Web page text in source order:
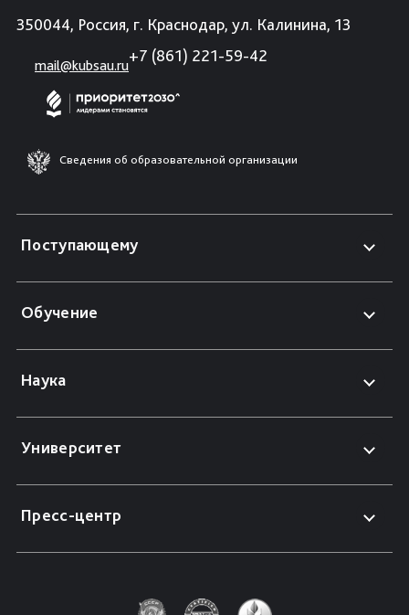
350044, Россия, г. Краснодар, ул. Калинина, 13
mail@kubsau.ru
+7 (861) 221-59-42
Сведения об образовательной организации
Поступающему
Обучение
Наука
Университет
Пресс-центр